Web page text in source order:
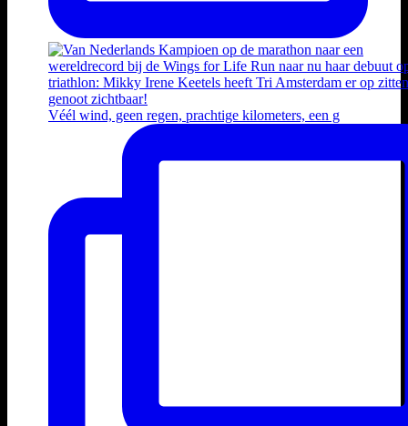
Véél wind, geen regen, prachtige kilometers, een g